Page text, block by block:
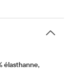
élasthanne,